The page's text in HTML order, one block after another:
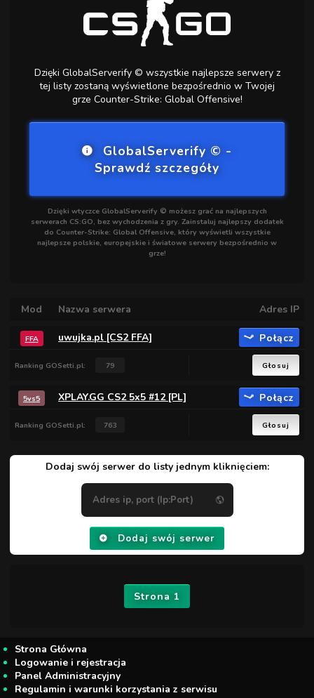
Dzięki GlobalServerify © wszystkie najlepsze serwery z
tej listy zostaną wyświetlone bezpośrednio w Twojej
grze Counter-Strike: Global Offensive!
GlobalServerify © -
Sprawdź szczegóły
Dzięki wtyczce GlobalServerify © możesz grać na najlepszych
serwerach CS:GO, bez wychodzenia z gry. Zainstaluj najlepszy dodatek
do Counter-Strike: Global Offensive, który wyświetli wszystkie
najlepsze polskie, europejskie i światowe serwery bezpośrednio w
grze!
Mod Nazwa serwera Adres IP
FFA uwujka.pl [CS2 FFA] Połącz
Ranking GOSetti.pl: 79 Głosuj
5vs5 XPLAY.GG CS2 5x5 #12 [PL] Połącz
Ranking GOSetti.pl: 763 Głosuj
Dodaj swój serwer do listy jednym kliknięciem:
Dodaj swój serwer
Strona 1
Strona Główna
Logowanie i rejestracja
Panel Administracyjny
Regulamin i warunki korzystania z serwisu